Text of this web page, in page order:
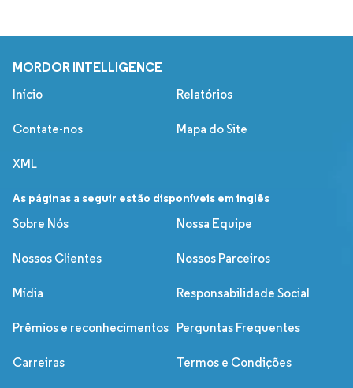
MORDOR INTELLIGENCE
Início Relatórios
Contate-nos Mapa do Site
XML
As páginas a seguir estão disponíveis em inglês
Sobre Nós
Nossa Equipe
Nossos Clientes Nossos Parceiros
Mídia Responsabilidade Social
Prêmios e reconhecimentos Perguntas Frequentes
Carreiras Termos e Condições